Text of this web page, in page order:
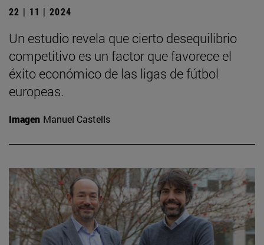
22 | 11 | 2024
Un estudio revela que cierto desequilibrio
competitivo es un factor que favorece el
éxito económico de las ligas de fútbol
europeas.
Imagen Manuel Castells